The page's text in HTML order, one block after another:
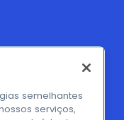
semelhantes
serviços,